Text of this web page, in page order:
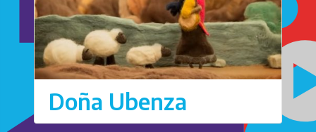
Doña Ubenza